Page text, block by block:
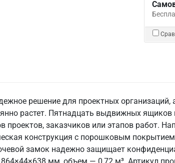
решение для проектных организаций,
растет. Пятнадцать выдвижных ящиков
заказчиков или этапов работ.
конструкция с порошковым
замок надежно защищает